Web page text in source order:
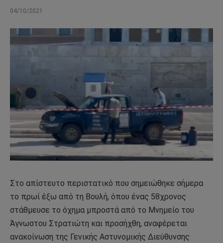
04/10/2021
Στο απίστευτο περιστατικό που σημειώθηκε σήμερα
το πρωί έξω από τη Βουλή, όπου ένας 58χρονος
στάθμευσε το όχημα μπροστά από το Μνημείο του
Άγνωστου Στρατιώτη και προσήχθη, αναφέρεται
ανακοίνωση της Γενικής Αστυνομικής Διεύθυνσης